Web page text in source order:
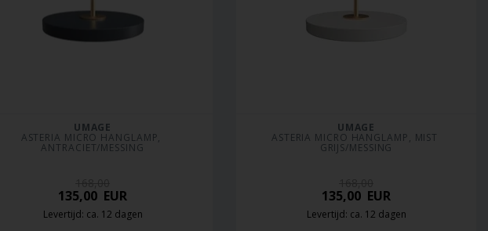
UMAGE
ASTERIA MICRO HANGLAMP,
ANTRACIET/MESSING
135,00 EUR
Levertijd: ca. 12 dagen
UMAGE
ASTERIA MICRO HANGLAMP, MIST
GRIJS/MESSING
135,00 EUR
Levertijd: ca. 12 dagen